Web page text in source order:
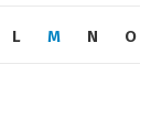
L M N O